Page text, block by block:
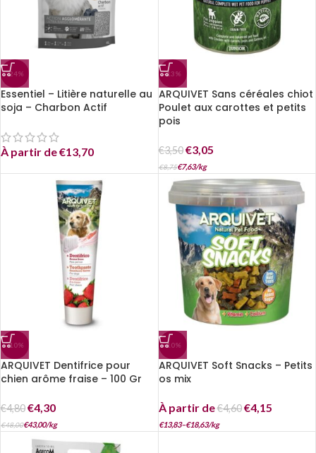
-24%
Essentiel – Litière naturelle au
soja – Charbon Actif
À partir de€13,70
-13%
ARQUIVET Sans céréales chiot
Poulet aux carottes et petits
pois
€3,50 €3,05
€8,75€7,63/kg
-10%
ARQUIVET Dentifrice pour
chien arôme fraise – 100 Gr
€4,80€4,30
€48,00€43,00/kg
-10%
ARQUIVET Soft Snacks – Petits
os mix
À partir de€4,60 €4,15
€13,83–€18,63/kg